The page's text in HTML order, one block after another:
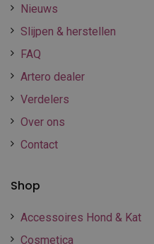
Nieuws
Slijpen & herstellen
FAQ
Artero dealer
Verdelers
Over ons
Contact
Shop
Accessoires Hond & Kat
Cosmetica